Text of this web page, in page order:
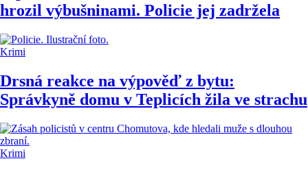
hrozil výbušninami. Policie jej zadržela
Krimi
Drsná reakce na výpověď z bytu:
Správkyně domu v Teplicích žila ve strachu
Krimi